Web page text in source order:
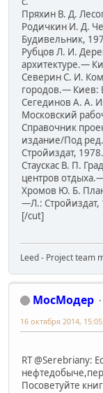
Пряхин В. Д.
Родичкин И. Д.
Будивельник,
Рубцов Л. И.
архитектуре.—
Северин С. И.
городов.— Киев:
Сегединов А. А.
Московский
Справочник
издание/Под
Стройиздат,
Стаускас В. П.
центров
Хромов Ю. Б.
—Л.: Стройиздат,
[/cut]
Leed - Project team
МосМодер
16 октября 2014,
RT @Serebriany:
Посоветуйте